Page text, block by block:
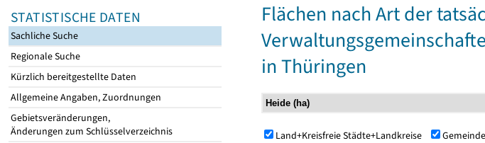
STATISTISCHE DATEN
Sachliche Suche
Regionale Suche
Kürzlich bereitgestellte Daten
Allgemeine Angaben, Zuordnungen
Gebietsveränderungen,
Änderungen zum Schlüsselverzeichnis
Flächen nach Art der
in Thüringen
Land+Kreisfreie Städte+Landkreise